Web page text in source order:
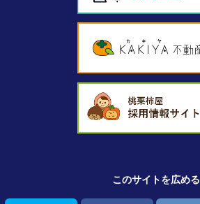
このサイトを広める